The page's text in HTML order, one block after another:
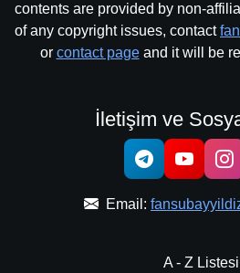
contents are provided by non-
of any copyright issues, contact
or contact pageand it will be
İletişim ve
Email:
A - Z